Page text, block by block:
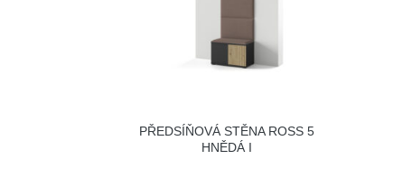
PŘEDSÍŇOVÁ STĚNA ROSS 5
HNĚDÁ I